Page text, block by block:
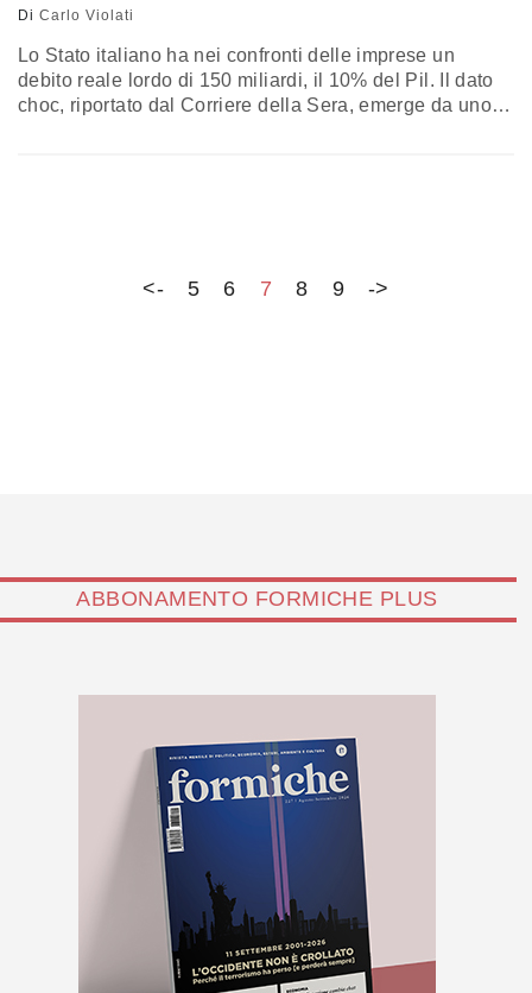
Di Carlo Violati
Lo Stato italiano ha nei confronti delle imprese un
debito reale lordo di 150 miliardi, il 10% del Pil. Il dato
choc, riportato dal Corriere della Sera, emerge da uno
<- 5 6 7 8 9 ->
ABBONAMENTO FORMICHE PLUS